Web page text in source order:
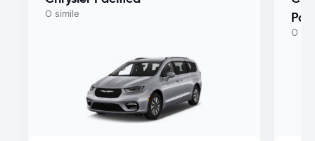
O simile
O